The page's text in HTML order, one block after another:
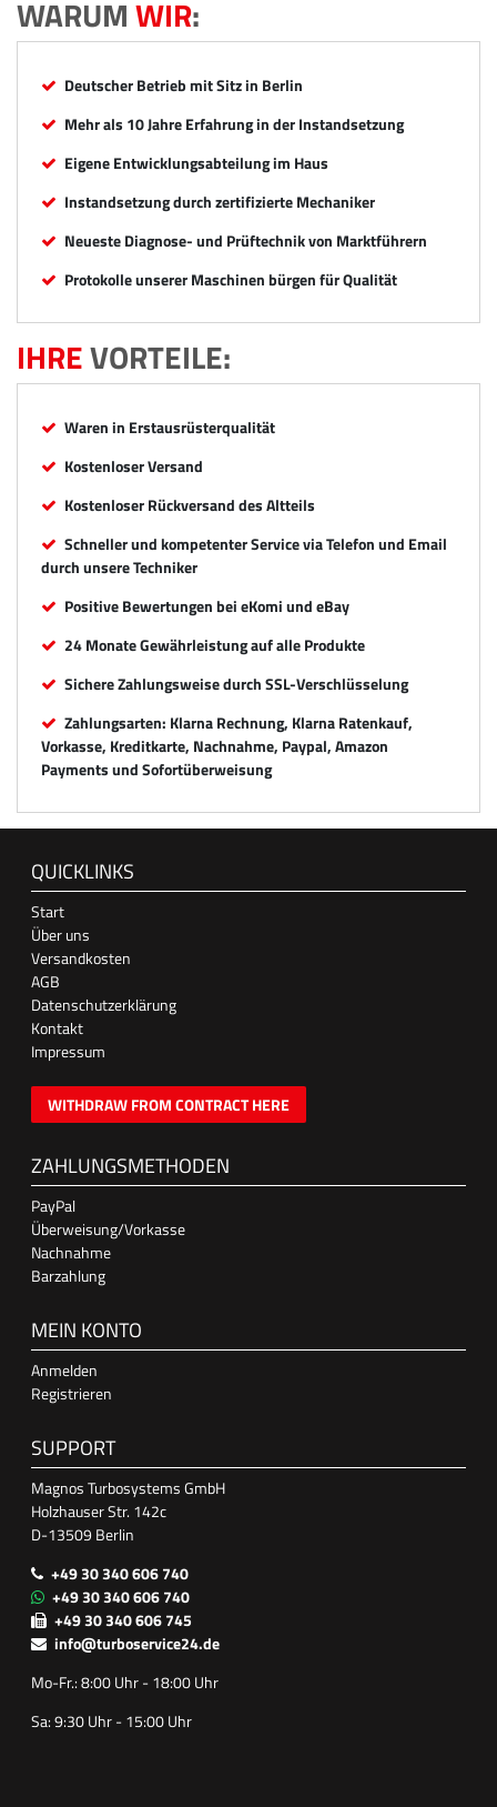
WARUMWIR:
Deutscher Betrieb mit Sitz in Berlin
Mehr als 10 Jahre Erfahrung in der Instandsetzung
Eigene Entwicklungsabteilung im Haus
Instandsetzung durch zertifizierte Mechaniker
Neueste Diagnose- und Prüftechnik von Marktführern
Protokolle unserer Maschinen bürgen für Qualität
IHREVORTEILE:
Waren in Erstausrüsterqualität
Kostenloser Versand
Kostenloser Rückversand des Altteils
Schneller und kompetenter Service via Telefon und Email
durch unsere Techniker
Positive Bewertungen bei eKomi und eBay
24 Monate Gewährleistung auf alle Produkte
Sichere Zahlungsweise durch SSL-Verschlüsselung
Zahlungsarten: Klarna Rechnung, Klarna Ratenkauf,
Vorkasse, Kreditkarte, Nachnahme, Paypal, Amazon
Payments und Sofortüberweisung
QUICKLINKS
Start
Über uns
Versandkosten
AGB
Datenschutzerklärung
Kontakt
Impressum
WITHDRAW FROM CONTRACT HERE
ZAHLUNGSMETHODEN
PayPal
Überweisung/Vorkasse
Nachnahme
Barzahlung
MEIN KONTO
Anmelden
Registrieren
SUPPORT
Magnos Turbosystems GmbH
Holzhauser Str. 142c
D-13509 Berlin
+49 30 340 606 740
+49 30 340 606 740
+49 30 340 606 745
info@turboservice24.de
Mo-Fr.: 8:00 Uhr - 18:00 Uhr
Sa: 9:30 Uhr - 15:00 Uhr